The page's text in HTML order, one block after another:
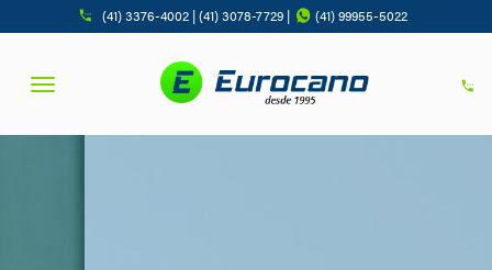
(41) 3376-4002 | (41) 3078-7729 | (41) 99955-5022
Toggle navigation